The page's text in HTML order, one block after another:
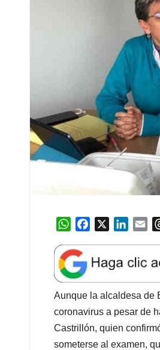
W
a
t
s
A
p
p
e
b
o
o
k
k
e
d
I
n
l
Aunque la alcaldesa de
coronavirus a pesar de
Castrillón, quien
someterse al examen,